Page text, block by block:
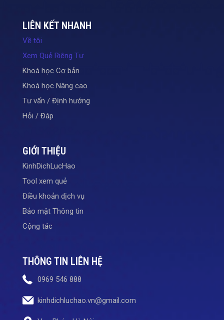
LIÊN KẾT NHANH
Về tôi
Xem Quẻ Riêng Tư
Khoá học Cơ bản
Khoá học Nâng cao
Tư vấn / Định hướng
Hỏi / Đáp
GIỚI THIỆU
KinhDichLucHao
Tool xem quẻ
Điều khoản dịch vụ
Bảo mật Thông tin
Cộng tác
THÔNG TIN LIÊN HỆ
0969 546 888
kinhdichluchao.vn@gmail.com